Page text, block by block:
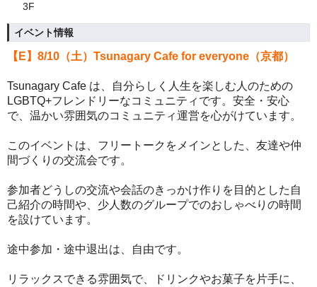
3F
イベント情報
【E】8/10（土） Tsunagary Cafe for everyone（京都）
Tsunagary Cafe は、自分らしく人生を楽しむ人のための
LGBTQ+フレンドリーなコミュニティです。 安全・安心
で、温かい雰囲気のコミュニティ運営を心がけています。
このイベントは、フリートークをメインとした、友達や仲
間づくりの交流会です。
参加者どうしの交流や会話のきっかけ作りを目的とした自
己紹介の時間や、少人数のグループでのおしゃべりの時間
を設けています。
途中参加・途中退出は、自由です。
リラックスできる雰囲気で、ドリンクやお菓子を片手に、